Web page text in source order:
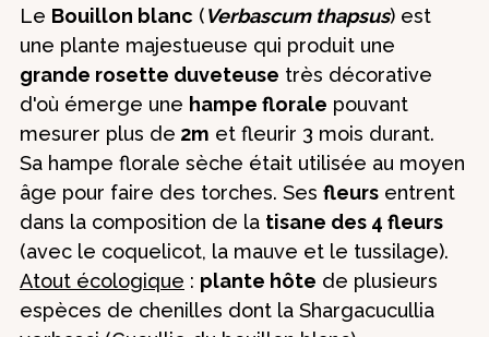
Le Bouillon blanc (Verbascum thapsus) est
une plante majestueuse qui produit une
grande rosette duveteuse très décorative
d'où émerge une hampe florale pouvant
mesurer plus de 2m et fleurir 3 mois durant.
Sa hampe florale sèche était utilisée au moyen
âge pour faire des torches. Ses fleurs entrent
dans la composition de la tisane des 4 fleurs
(avec le coquelicot, la mauve et le tussilage).
Atout écologique : plante hôte de plusieurs
espèces de chenilles dont la Shargacucullia